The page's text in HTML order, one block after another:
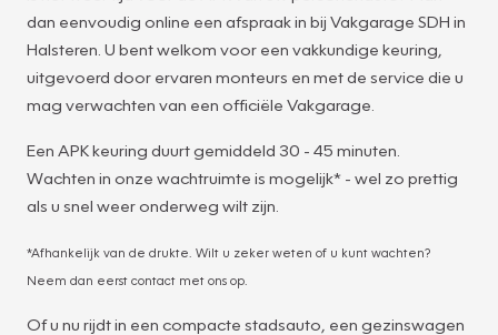
dan eenvoudig online een afspraak in bij Vakgarage SDH in
Halsteren. U bent welkom voor een vakkundige keuring,
uitgevoerd door ervaren monteurs en met de service die u
mag verwachten van een officiële Vakgarage.
Een APK keuring duurt gemiddeld 30 - 45 minuten.
Wachten in onze wachtruimte is mogelijk* - wel zo prettig
als u snel weer onderweg wilt zijn.
*Afhankelijk van de drukte. Wilt u zeker weten of u kunt wachten?
Neem dan eerst contact met ons op.
Of u nu rijdt in een compacte stadsauto, een gezinswagen